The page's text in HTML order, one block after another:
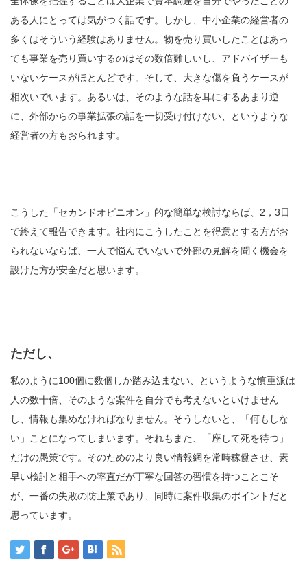
ある人にとっては気がつく話です。しかし、中小企業の経営者の
多くはそういう経験はありません。物を売り買いしたことはあっ
ても事業を売り買いするのはその数倍難しいし、アドバイザーも
いないケースがほとんどです。そして、大きな傷を負うケースが
相次いでいます。あるいは、そのような話を耳にするあまり逆
に、外部からの事業拡張の話を一切受け付けない、というような
経営者の方もおられます。
こうした「セカンドオピニオン」的な簡単な検討ならば、2，3日
で終えて報告できます。社内にこうしたことを得意とする方がお
られないならば、一人で悩んでいないで外部の見解を聞く機会を
設けた方が安全だと思います。
ただし、
私のように100個に数個しか踏み込まない、というような慎重派は
人の数十倍、そのような案件を自分でも考えないといけません
し、情報も集めなければなりません。そうしないと、「何もしな
い」ことになってしまいます。それもまた、「座して死を待つ」
だけの愚策です。そのためのより良い情報網を常時稼働させ、素
早い検討と相手への率直だが丁寧な回答の習慣を持つことこそ
が、一番の失敗の防止策であり、同時に案件収集のポイントだと
思っています。